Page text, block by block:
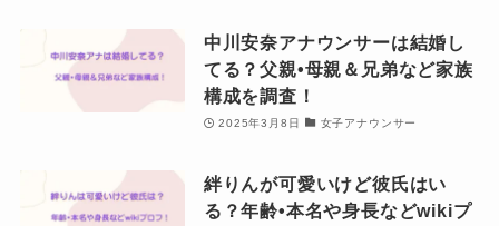
中川安奈アナウンサーは結婚し
てる？父親•母親＆兄弟など家族
構成を調査！
2025年3月8日 女子アナウンサー
絆りんが可愛いけど彼氏はい
る？年齢•本名や身長などwikiプ